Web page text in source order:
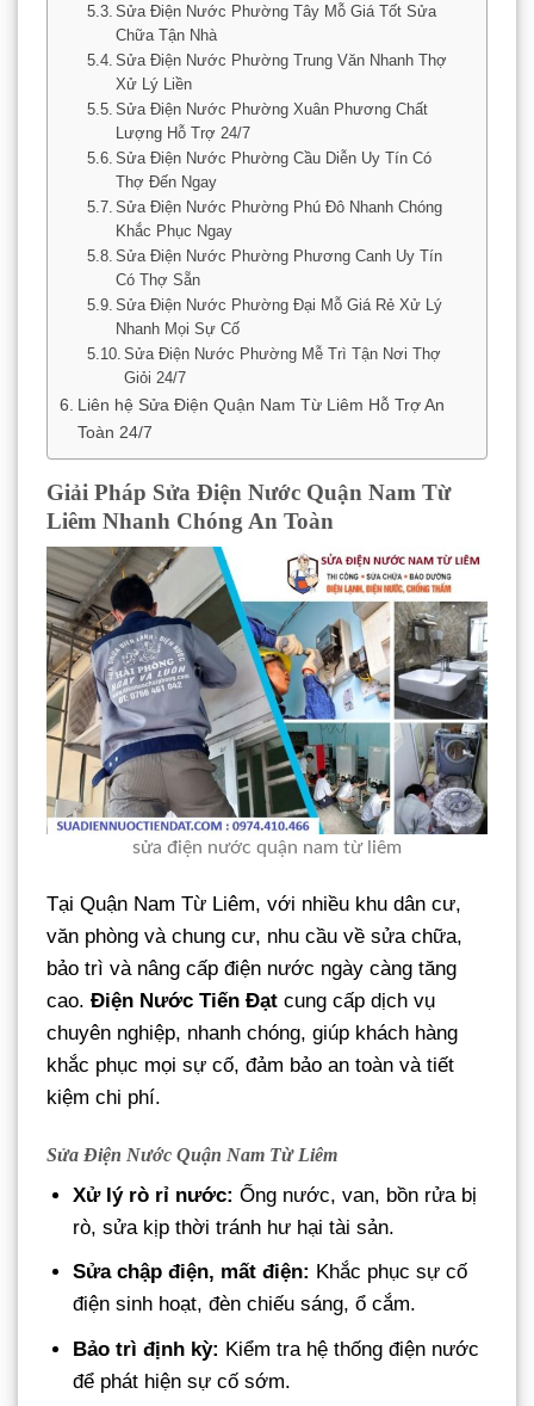
Sửa Điện Nước Phường Tây Mỗ Giá Tốt Sửa
Chữa Tận Nhà
Sửa Điện Nước Phường Trung Văn Nhanh Thợ
Xử Lý Liền
Sửa Điện Nước Phường Xuân Phương Chất
Lượng Hỗ Trợ 24/7
Sửa Điện Nước Phường Cầu Diễn Uy Tín Có
Thợ Đến Ngay
Sửa Điện Nước Phường Phú Đô Nhanh Chóng
Khắc Phục Ngay
Sửa Điện Nước Phường Phương Canh Uy Tín
Có Thợ Sẵn
Sửa Điện Nước Phường Đại Mỗ Giá Rẻ Xử Lý
Nhanh Mọi Sự Cố
Sửa Điện Nước Phường Mễ Trì Tận Nơi Thợ
Giỏi 24/7
Liên hệ Sửa Điện Quận Nam Từ Liêm Hỗ Trợ An
Toàn 24/7
Giải Pháp Sửa Điện Nước Quận Nam Từ
Liêm Nhanh Chóng An Toàn
sửa điện nước quận nam từ liêm
Tại Quận Nam Từ Liêm, với nhiều khu dân cư,
văn phòng và chung cư, nhu cầu về sửa chữa,
bảo trì và nâng cấp điện nước ngày càng tăng
cao. Điện Nước Tiến Đạt cung cấp dịch vụ
chuyên nghiệp, nhanh chóng, giúp khách hàng
khắc phục mọi sự cố, đảm bảo an toàn và tiết
kiệm chi phí.
Sửa Điện Nước Quận Nam Từ Liêm
Xử lý rò rỉ nước: Ống nước, van, bồn rửa bị
rò, sửa kịp thời tránh hư hại tài sản.
Sửa chập điện, mất điện: Khắc phục sự cố
điện sinh hoạt, đèn chiếu sáng, ổ cắm.
Bảo trì định kỳ: Kiểm tra hệ thống điện nước
để phát hiện sự cố sớm.